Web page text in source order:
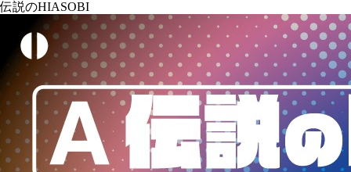
伝説のHIASOBI